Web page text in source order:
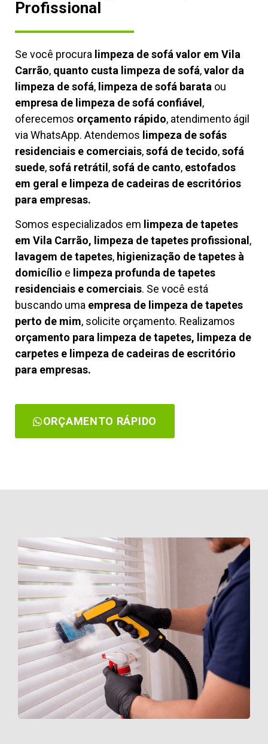
Profissional
Se você procura limpeza de sofá valor em Vila
Carrão, quanto custa limpeza de sofá,valor da
limpeza de sofá, limpeza de sofá barata ou
empresa de limpeza de sofá confiável,
oferecemos orçamento rápido, atendimento ágil
via WhatsApp. Atendemos limpeza desofás
residenciais e comerciais,sofá de tecido,sofá
suede,sofá retrátil,sofá de canto, estofados
em geral e limpeza de cadeiras de escritórios
para empresas.
Somos especializados em limpeza de tapetes
em Vila Carrão, limpeza de tapetes profissional ,
lavagem de tapetes, higienização de tapetes à
domicílio e limpeza profunda de tapetes
residenciais e comerciais. Se você está
buscando uma empresa de limpeza de tapetes
perto de mim, solicite orçamento. Realizamos
orçamento para limpeza de tapetes, limpeza de
carpetes e limpeza de cadeiras de escritório
para empresas.
ORÇAMENTO RÁPIDO